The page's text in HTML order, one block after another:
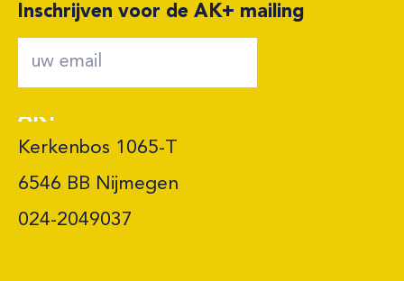
Inschrijven voor de AK+ mailing
AK+
Kerkenbos 1065-T
6546 BB Nijmegen
024-2049037